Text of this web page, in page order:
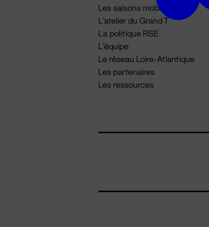
Les saisons mobiles
L'atelier du Grand T
La politique RSE
L'équipe
Le réseau Loire-Atlantique
Les partenaires
Les ressources